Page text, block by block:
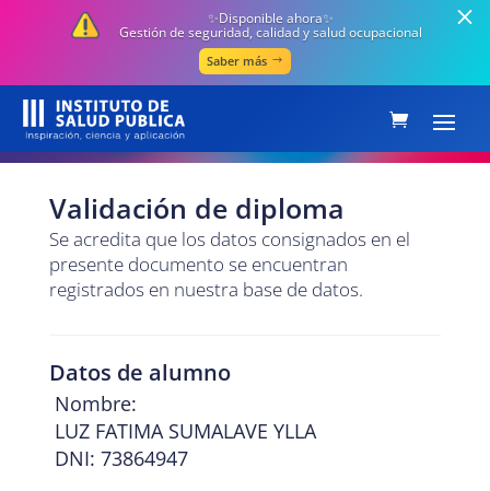
✨Disponible ahora✨
Gestión de seguridad, calidad y salud ocupacional
Saber más
Validación de diploma
Se acredita que los datos consignados en el
presente documento se encuentran
registrados en nuestra base de datos.
Datos de alumno
Nombre:
LUZ FATIMA SUMALAVE YLLA
DNI: 73864947